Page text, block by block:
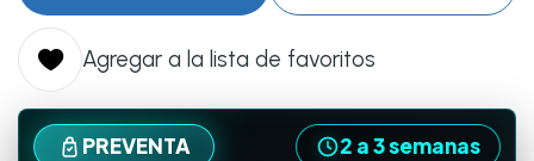
Agregar a la lista de favoritos
PREVENTA 2 a 3 semanas